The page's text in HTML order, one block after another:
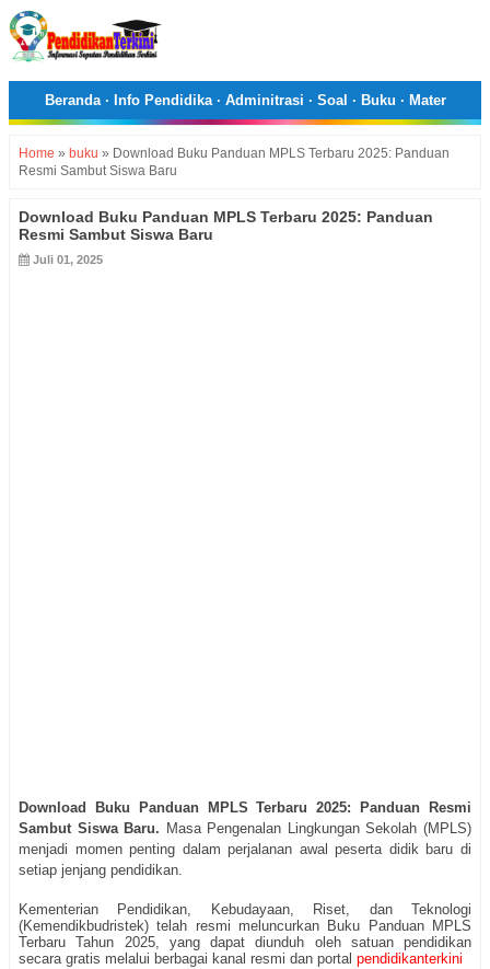
Beranda· Info Pendidika· Adminitrasi · Soal · Buku · Mater
Home » buku » Download Buku Panduan MPLS Terbaru 2025: Panduan
Resmi Sambut Siswa Baru
Download Buku Panduan MPLS Terbaru 2025: Panduan
Resmi Sambut Siswa Baru
Juli 01, 2025
Download Buku Panduan MPLS Terbaru 2025: Panduan Resmi
Sambut Siswa Baru. Masa Pengenalan Lingkungan Sekolah (MPLS)
menjadi momen penting dalam perjalanan awal peserta didik baru di
setiap jenjang pendidikan.
Kementerian Pendidikan, Kebudayaan, Riset, dan Teknologi
(Kemendikbudristek) telah resmi meluncurkan Buku Panduan MPLS
Terbaru Tahun 2025, yang dapat diunduh oleh satuan pendidikan
secara gratis melalui berbagai kanal resmi dan portal pendidikanterkini